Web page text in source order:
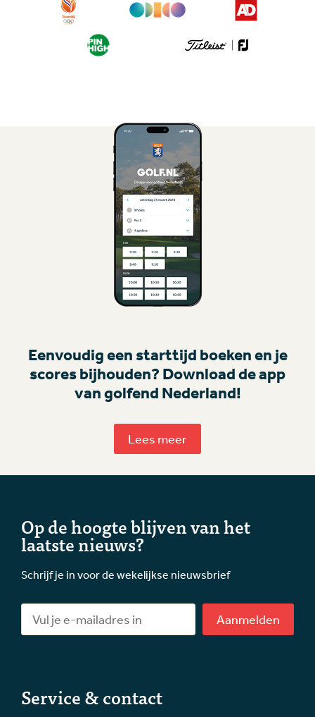
Eenvoudig een starttijd boeken en je
scores bijhouden? Download de app
van golfend Nederland!
Lees meer
Op de hoogte blijven van het
laatste nieuws?
Schrijf je in voor de wekelijkse nieuwsbrief
Aanmelden
Service & contact